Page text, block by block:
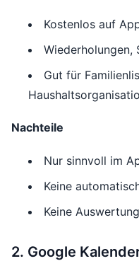
Kostenlos auf
Wiederholungen,
Gut für
Nachteile
Nur sinnvoll im
Keine
Keine
2. Google